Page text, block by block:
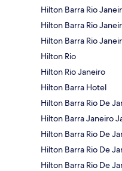
Hilton Barra Rio
Hilton Barra Rio
Hilton Barra Rio
Hilton Rio
Hilton Rio Janeiro
Hilton Barra Hotel
Hilton Barra Rio De
Hilton Barra Janeiro
Hilton Barra Rio De
Hilton Barra Rio De
Hilton Barra Rio De